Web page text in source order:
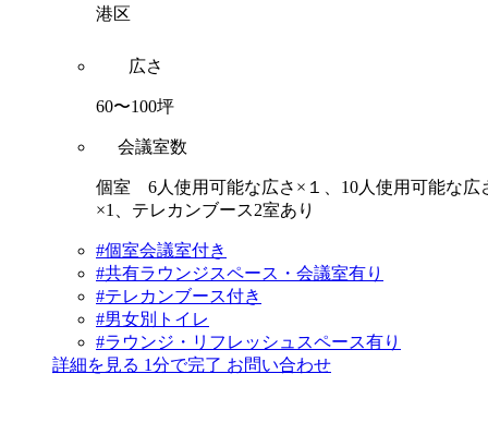
港区
広さ
60〜100坪
会議室数
個室 6人使用可能な広さ×１、10人使用可能な広
×1、テレカンブース2室あり
#個室会議室付き
#共有ラウンジスペース・会議室有り
#テレカンブース付き
#男女別トイレ
#ラウンジ・リフレッシュスペース有り
詳細を見る 1分で完了 お問い合わせ